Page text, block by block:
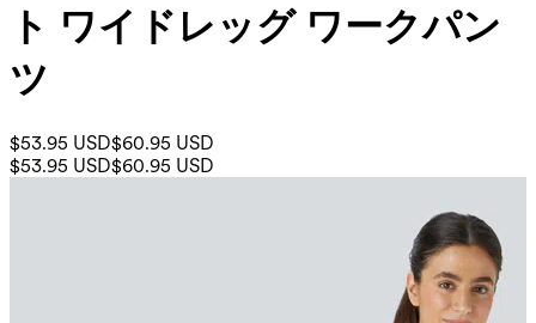
ト ワイドレッグ ワークパン
ツ
$53.95 USD$60.95 USD
$53.95 USD$60.95 USD